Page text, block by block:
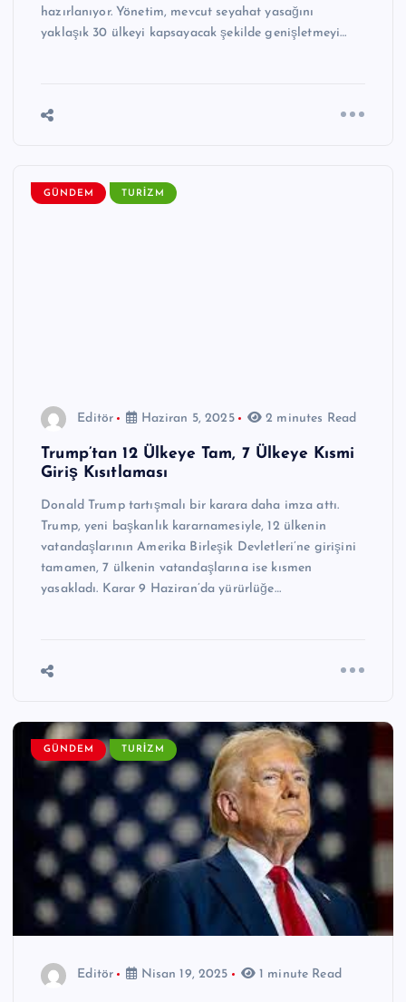
hazırlanıyor. Yönetim, mevcut seyahat yasağını
yaklaşık 30 ülkeyi kapsayacak şekilde genişletmeyi…
GÜNDEM TURIZM
Editör Haziran 5, 2025 2 minutes Read
Trump’tan 12 Ülkeye Tam, 7 Ülkeye Kısmi
Giriş Kısıtlaması
Donald Trump tartışmalı bir karara daha imza attı.
Trump, yeni başkanlık kararnamesiyle, 12 ülkenin
vatandaşlarının Amerika Birleşik Devletleri’ne girişini
tamamen, 7 ülkenin vatandaşlarına ise kısmen
yasakladı. Karar 9 Haziran’da yürürlüğe…
GÜNDEM TURIZM
Editör Nisan 19, 2025 1 minute Read